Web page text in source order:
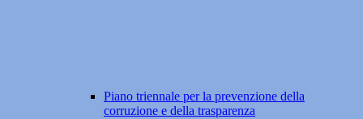
Piano triennale per la prevenzione della
corruzione e della trasparenza